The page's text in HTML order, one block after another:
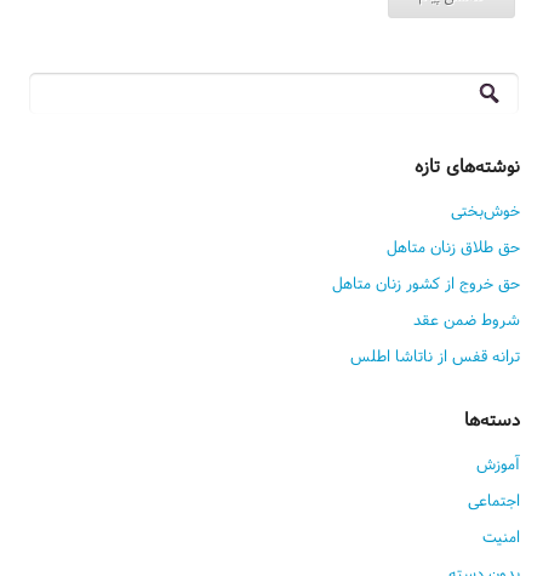
جستجو
برای:
نوشته‌های تازه
خوش‌بختی
حق طلاق زنان متاهل
حق خروج از کشور زنان متاهل
شروط ضمن عقد
ترانه قفس از ناتاشا اطلس
دسته‌ها
آموزش
اجتماعی
امنیت